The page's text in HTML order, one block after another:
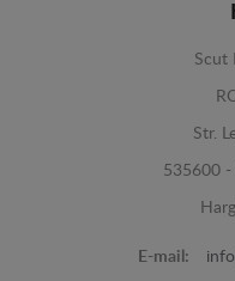
Scut
Str.
535600 -
E-mail: